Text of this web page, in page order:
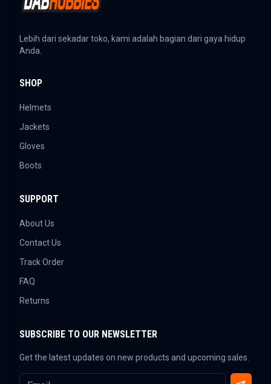
Lebih dari sekadar toko, kami adalah bagian dari gaya hidup
Anda.
SHOP
Helmets
Jackets
Gloves
Boots
SUPPORT
About Us
Contact Us
Track Order
FAQ
Returns
SUBSCRIBE TO OUR NEWSLETTER
Get the latest updates on new products and upcoming sales.